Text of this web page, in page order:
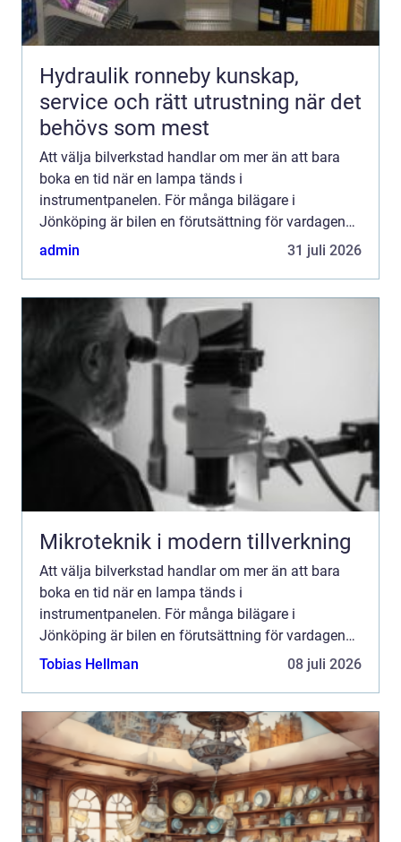
Hydraulik ronneby kunskap,
service och rätt utrustning när det
behövs som mest
Att välja bilverkstad handlar om mer än att bara
boka en tid när en lampa tänds i
instrumentpanelen. För många bilägare i
Jönköping är bilen en förutsättning för vardagen
till jobbet, barnens aktiviteter och långresor. En
admin 31 juli 2026
Mikroteknik i modern tillverkning
Att välja bilverkstad handlar om mer än att bara
boka en tid när en lampa tänds i
instrumentpanelen. För många bilägare i
Jönköping är bilen en förutsättning för vardagen
till jobbet, barnens aktiviteter och långresor. En
Tobias Hellman 08 juli 2026